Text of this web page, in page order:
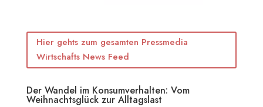
Hier gehts zum gesamten Pressmedia
Wirtschafts News Feed
Der Wandel im Konsumverhalten: Vom
Weihnachtsglück zur Alltagslast